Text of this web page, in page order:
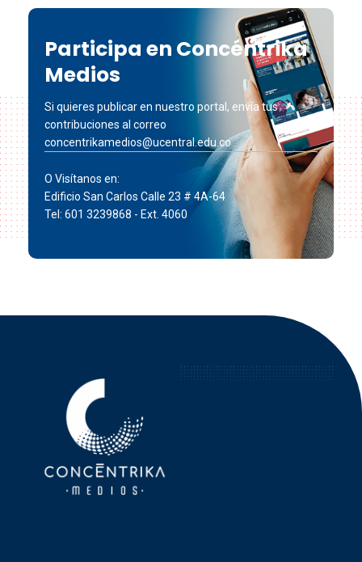
Participa en Concéntrika
Medios
Si quieres publicar en nuestro portal, envía tus
contribuciones al correo
concentrikamedios@ucentral.edu.co
O Visítanos en:
Edificio San Carlos Calle 23 # 4A-64
Tel: 601 3239868 - Ext. 4060